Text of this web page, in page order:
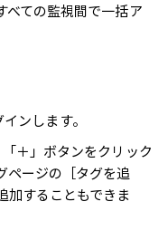
べての監視間で一括ア
ンします。
＋」ボタンをクリック
ページの［タグを追
加することもできま